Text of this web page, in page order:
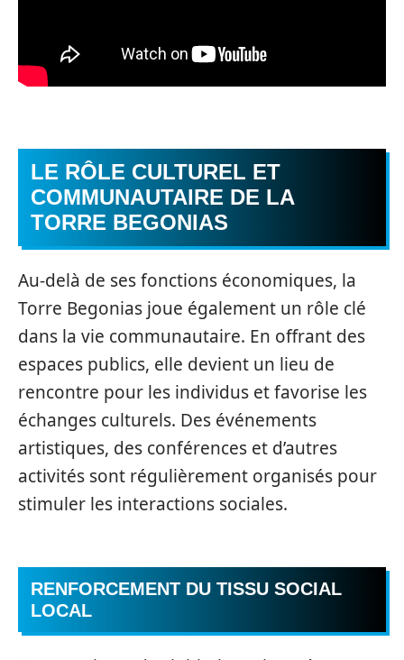
LE RÔLE CULTUREL ET
COMMUNAUTAIRE DE LA
TORRE BEGONIAS
Au-delà de ses fonctions économiques, la
Torre Begonias joue également un rôle clé
dans la vie communautaire. En offrant des
espaces publics, elle devient un lieu de
rencontre pour les individus et favorise les
échanges culturels. Des événements
artistiques, des conférences et d’autres
activités sont régulièrement organisés pour
stimuler les interactions sociales.
RENFORCEMENT DU TISSU SOCIAL
LOCAL